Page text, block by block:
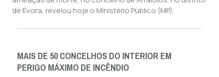
de Évora, revelou hoje o Ministério Público (MP).
MAIS DE 50 CONCELHOS DO INTERIOR EM
PERIGO MÁXIMO DE INCÊNDIO